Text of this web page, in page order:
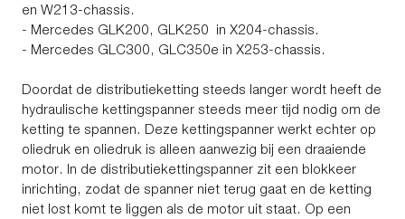
en W213-chassis.
- Mercedes GLK200, GLK250 in X204-chassis.
- Mercedes GLC300, GLC350e in X253-chassis.
Doordat de distributieketting steeds langer wordt heeft de
hydraulische kettingspanner steeds meer tijd nodig om de
ketting te spannen. Deze kettingspanner werkt echter op
oliedruk en oliedruk is alleen aanwezig bij een draaiende
motor. In de distributiekettingspanner zit een blokkeer
inrichting, zodat de spanner niet terug gaat en de ketting
niet lost komt te liggen als de motor uit staat. Op een